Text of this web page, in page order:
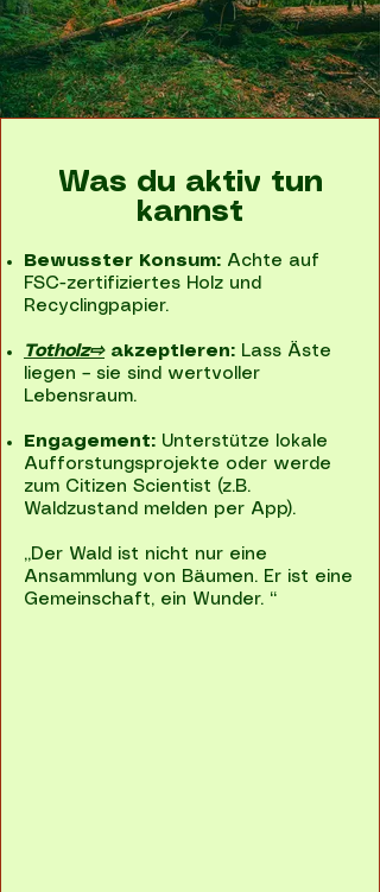
Was du aktiv tun
kannst
Bewusster Konsum: Achte auf
FSC-zertifiziertes Holz und
Recyclingpapier.
Totholz⇨akzeptieren: Lass Äste
liegen – sie sind wertvoller
Lebensraum.
Engagement: Unterstütze lokale
Aufforstungsprojekte oder werde
zum Citizen Scientist (z.B.
Waldzustand melden per App).
„Der Wald ist nicht nur eine
Ansammlung von Bäumen. Er ist eine
Gemeinschaft, ein Wunder. “